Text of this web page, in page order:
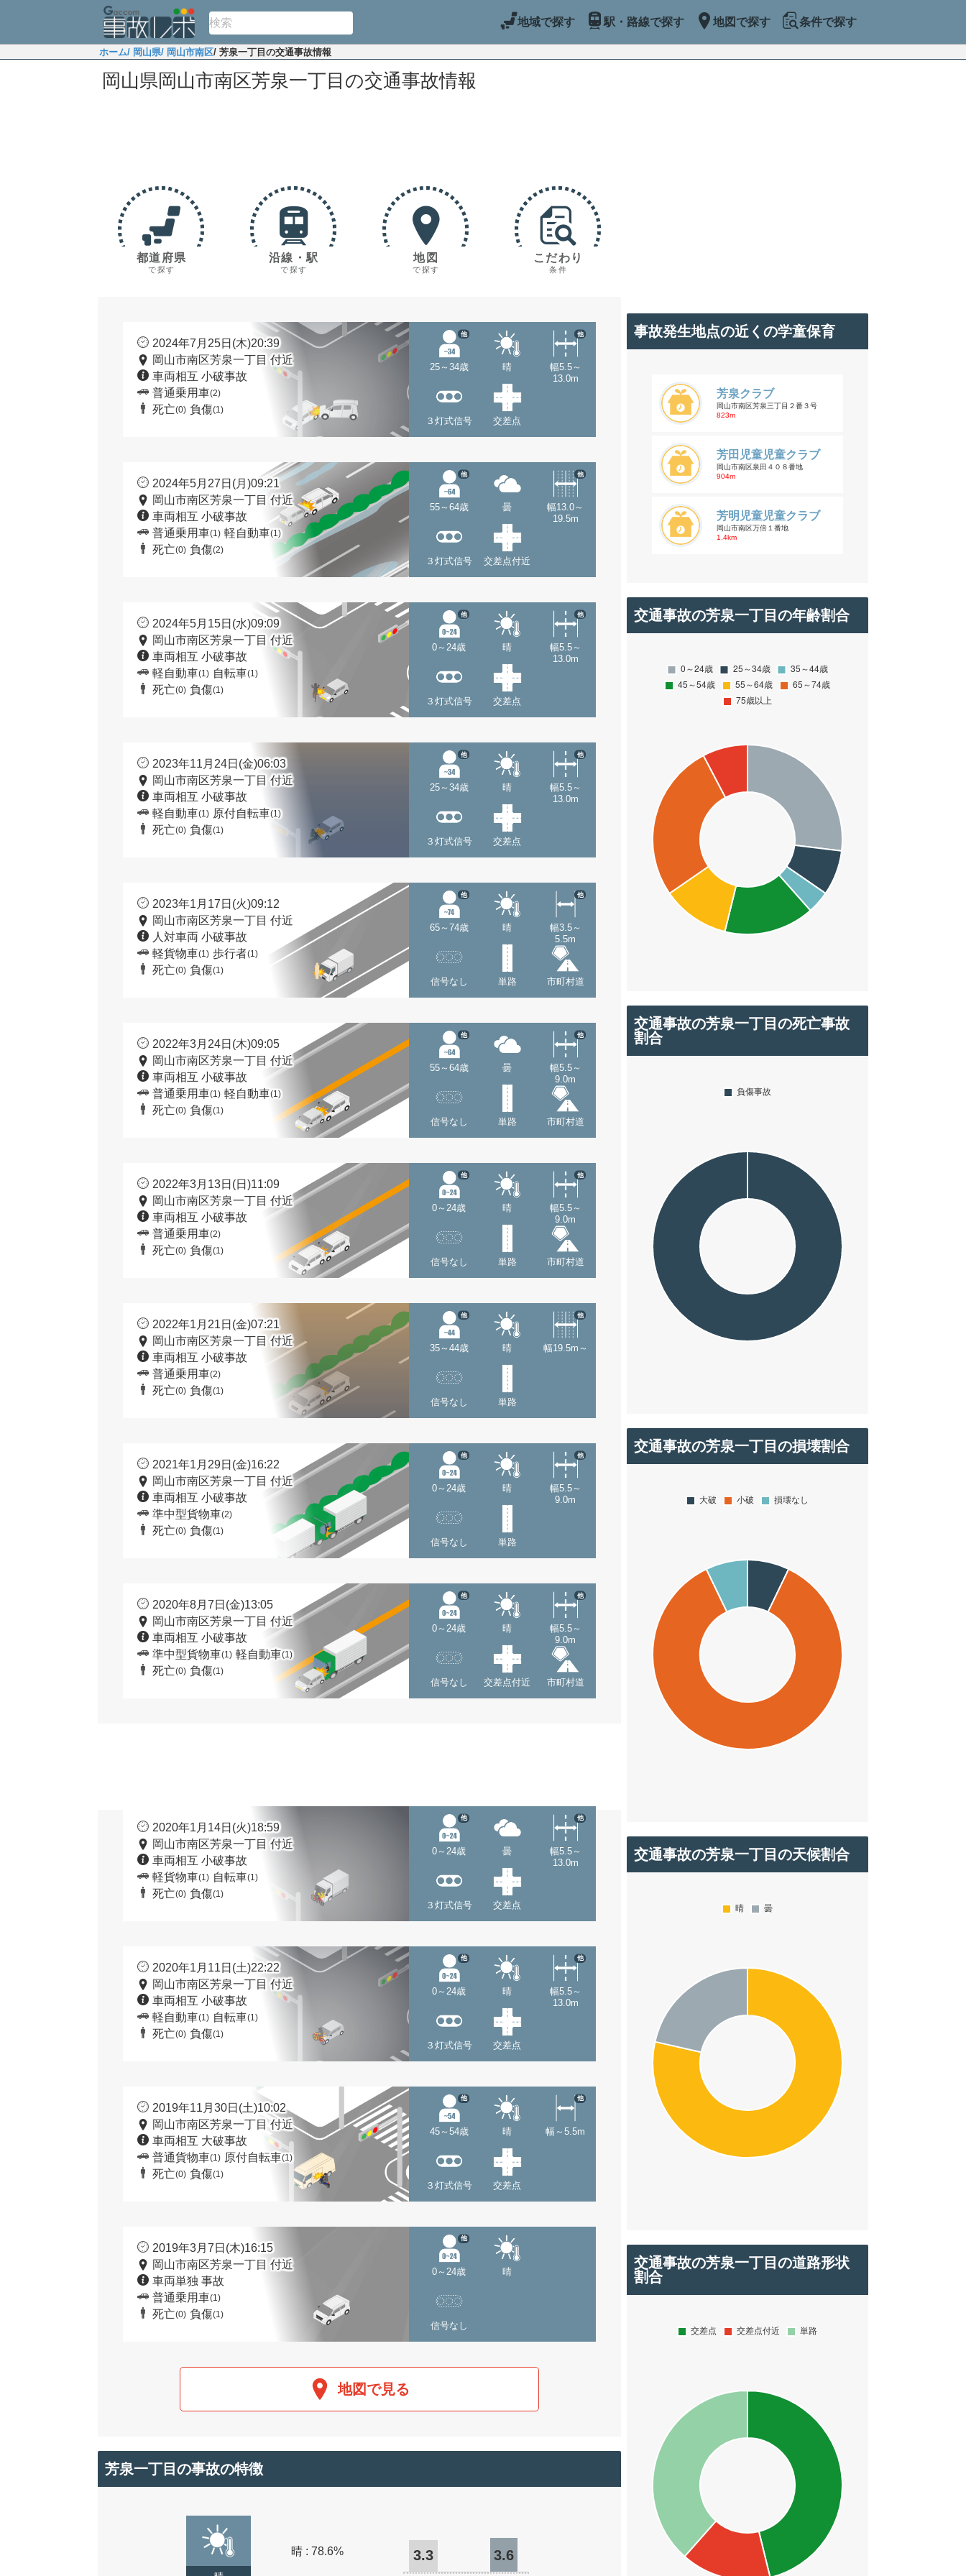
地域で探す 駅・路線で探す 地図で探す 条件で探す
ホーム/ 岡山県/ 岡山市南区/ 芳泉一丁目の交通事故情報
岡山県岡山市南区芳泉一丁目の交通事故情報
都道府県
で探す
沿線・駅
で探す
地図
で探す
こだわり
条件
2024年7月25日(木)20:39
岡山市南区芳泉一丁目 付近
車両相互 小破事故
普通乗用車(2)
死亡(0) 負傷(1)
25～34歳
他
晴
幅5.5～
13.0m
他
３灯式信号 交差点
2024年5月27日(月)09:21
岡山市南区芳泉一丁目 付近
車両相互 小破事故
普通乗用車(1) 軽自動車(1)
死亡(0) 負傷(2)
55～64歳
他
曇
幅13.0～
19.5m
他
３灯式信号 交差点付近
2024年5月15日(水)09:09
岡山市南区芳泉一丁目 付近
車両相互 小破事故
軽自動車(1) 自転車(1)
死亡(0) 負傷(1)
0～24歳
他
晴
幅5.5～
13.0m
他
３灯式信号 交差点
2023年11月24日(金)06:03
岡山市南区芳泉一丁目 付近
車両相互 小破事故
軽自動車(1) 原付自転車(1)
死亡(0) 負傷(1)
25～34歳
他
晴
幅5.5～
13.0m
他
３灯式信号 交差点
2023年1月17日(火)09:12
岡山市南区芳泉一丁目 付近
人対車両 小破事故
軽貨物車(1) 歩行者(1)
死亡(0) 負傷(1)
65～74歳
他
晴
幅3.5～
5.5m
他
信号なし 単路 市町村道
2022年3月24日(木)09:05
岡山市南区芳泉一丁目 付近
車両相互 小破事故
普通乗用車(1) 軽自動車(1)
死亡(0) 負傷(1)
55～64歳
他
曇
幅5.5～
9.0m
他
信号なし 単路 市町村道
2022年3月13日(日)11:09
岡山市南区芳泉一丁目 付近
車両相互 小破事故
普通乗用車(2)
死亡(0) 負傷(1)
0～24歳
他
晴
幅5.5～
9.0m
他
信号なし 単路 市町村道
2022年1月21日(金)07:21
岡山市南区芳泉一丁目 付近
車両相互 小破事故
普通乗用車(2)
死亡(0) 負傷(1)
35～44歳
他
晴 幅19.5m～
他
信号なし 単路
2021年1月29日(金)16:22
岡山市南区芳泉一丁目 付近
車両相互 小破事故
準中型貨物車(2)
死亡(0) 負傷(1)
0～24歳
他
晴
幅5.5～
9.0m
他
信号なし 単路
2020年8月7日(金)13:05
岡山市南区芳泉一丁目 付近
車両相互 小破事故
準中型貨物車(1) 軽自動車(1)
死亡(0) 負傷(1)
0～24歳
他
晴
幅5.5～
9.0m
他
信号なし 交差点付近 市町村道
2020年1月14日(火)18:59
岡山市南区芳泉一丁目 付近
車両相互 小破事故
軽貨物車(1) 自転車(1)
死亡(0) 負傷(1)
0～24歳
他
曇
幅5.5～
13.0m
他
３灯式信号 交差点
2020年1月11日(土)22:22
岡山市南区芳泉一丁目 付近
車両相互 小破事故
軽自動車(1) 自転車(1)
死亡(0) 負傷(1)
0～24歳
他
晴
幅5.5～
13.0m
他
３灯式信号 交差点
2019年11月30日(土)10:02
岡山市南区芳泉一丁目 付近
車両相互 大破事故
普通貨物車(1) 原付自転車(1)
死亡(0) 負傷(1)
45～54歳
他
晴 幅～5.5m
他
３灯式信号 交差点
2019年3月7日(木)16:15
岡山市南区芳泉一丁目 付近
車両単独 事故
普通乗用車(1)
死亡(0) 負傷(1)
0～24歳
他
晴
信号なし
地図で見る
芳泉一丁目の事故の特徴
晴 : 78.6% 3.3 3.6
事故発生地点の近くの学童保育
芳泉クラブ
岡山市南区芳泉三丁目２番３号
823m
芳田児童児童クラブ
岡山市南区泉田４０８番地
904m
芳明児童児童クラブ
岡山市南区万倍１番地
1.4km
交通事故の芳泉一丁目の年齢割合
交通事故の芳泉一丁目の死亡事故
割合
交通事故の芳泉一丁目の損壊割合
交通事故の芳泉一丁目の天候割合
交通事故の芳泉一丁目の道路形状
割合